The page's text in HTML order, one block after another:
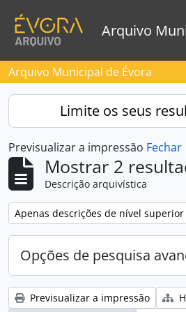
Arquivo
Arquivo Municipal de Évora
Limite os seus
Previsualizar a impressão Fechar
Mostrar 2
Descrição arquivística
Remove filter:
Apenas descrições de nível superior
Opções de pesquisa
Previsualizar a impressão